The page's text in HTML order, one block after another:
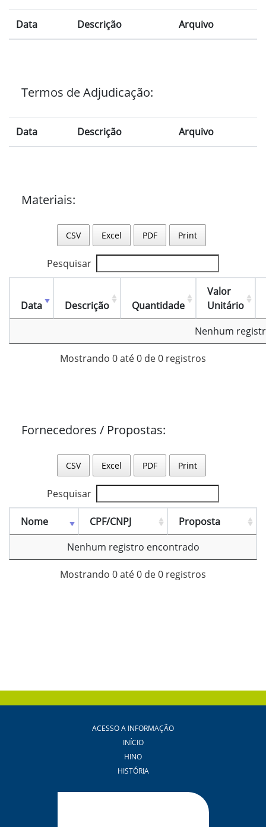
Data Descrição Arquivo
Termos de Adjudicação:
Data Descrição Arquivo
Materiais:
CSV Excel PDF Print
Pesquisar
Data Descrição Quantidade
Valor
Unitário
Nenhum
Mostrando 0 até 0 de 0 registros
Fornecedores / Propostas:
CSV Excel PDF Print
Pesquisar
Nome CPF/CNPJ
Proposta
Nenhum registro encontrado
Mostrando 0 até 0 de 0 registros
ACESSO A INFORMAÇÃO
INÍCIO
HINO
HISTÓRIA